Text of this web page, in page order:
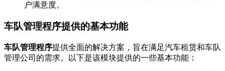
户满意度。
车队管理程序提供的基本功能
车队管理程序提供全面的解决方案，旨在满足汽车租赁和车队
管理公司的需求。以下是该模块提供的一些基本功能：